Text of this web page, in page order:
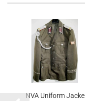
NVA Uniform Jacke